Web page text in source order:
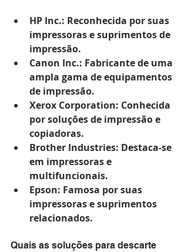
HP Inc.: Reconhecida por suas
impressoras e suprimentos de
impressão.
Canon Inc.: Fabricante de uma
ampla gama de equipamentos
de impressão.
Xerox Corporation: Conhecida
por soluções de impressão e
copiadoras.
Brother Industries: Destaca-se
em impressoras e
multifuncionais.
Epson: Famosa por suas
impressoras e suprimentos
relacionados.
Quais as soluções para descarte